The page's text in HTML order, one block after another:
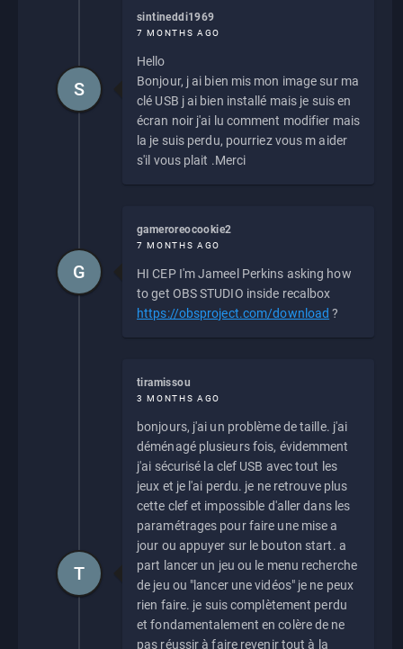
sintineddi1969
7 MONTHS AGO
Hello
Bonjour, j ai bien mis mon image sur ma
clé USB j ai bien installé mais je suis en
écran noir j'ai lu comment modifier mais
la je suis perdu, pourriez vous m aider
s'il vous plait .Merci
S
gameroreocookie2
7 MONTHS AGO
HI CEP I'm Jameel Perkins asking how
to get OBS STUDIO inside recalbox
https://obsproject.com/download ?
G
tiramissou
3 MONTHS AGO
bonjours, j'ai un problème de taille. j'ai
déménagé plusieurs fois, évidemment
j'ai sécurisé la clef USB avec tout les
jeux et je l'ai perdu. je ne retrouve plus
cette clef et impossible d'aller dans les
paramétrages pour faire une mise a
jour ou appuyer sur le bouton start. a
part lancer un jeu ou le menu recherche
de jeu ou "lancer une vidéos" je ne peux
rien faire. je suis complètement perdu
et fondamentalement en colère de ne
pas réussir à faire revenir tout à la
T